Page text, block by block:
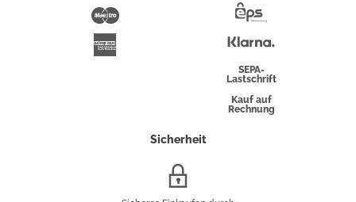
Maestro
Überweisung
SEPA-
Lastschrift
Kauf auf
Rechnung
Sicherheit